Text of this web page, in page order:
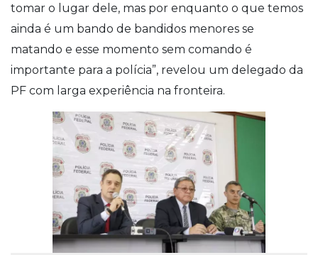
tomar o lugar dele, mas por enquanto o que temos
ainda é um bando de bandidos menores se
matando e esse momento sem comando é
importante para a polícia”, revelou um delegado da
PF com larga experiência na fronteira.